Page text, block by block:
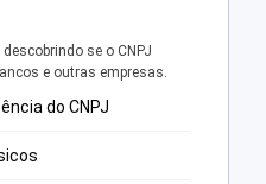
se o CNPJ
e outras empresas.
do CNPJ